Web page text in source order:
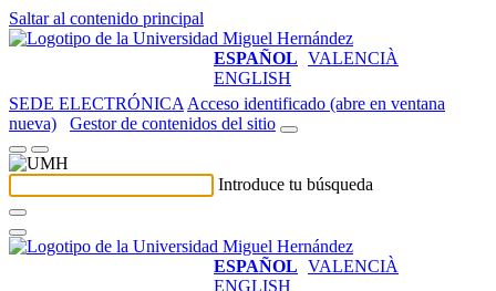
Saltar al contenido principal
ESPAÑOL VALENCIÀ
ENGLISH
SEDE ELECTRÓNICA Acceso identificado (abre en ventana
nueva)
Gestor de contenidos del sitio
Introduce tu búsqueda
ESPAÑOL VALENCIÀ
ENGLISH